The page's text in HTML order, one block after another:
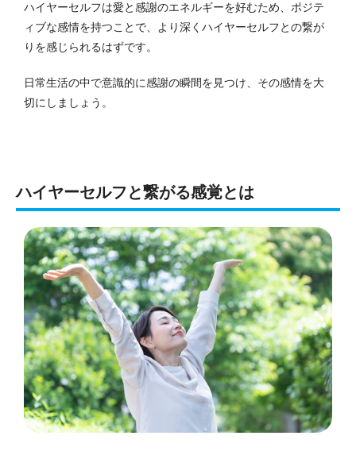
ハイヤーセルフは愛と感謝のエネルギーを好むため、ポジテ
ィブな感情を持つことで、より深くハイヤーセルフとの繋が
りを感じられるはずです。
日常生活の中で意識的に感謝の瞬間を見つけ、その感情を大
切にしましょう。
ハイヤーセルフと繋がる感覚とは